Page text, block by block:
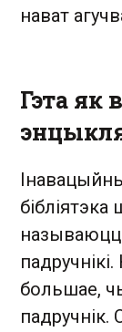
нават
Гэта
большае,
падручнік.